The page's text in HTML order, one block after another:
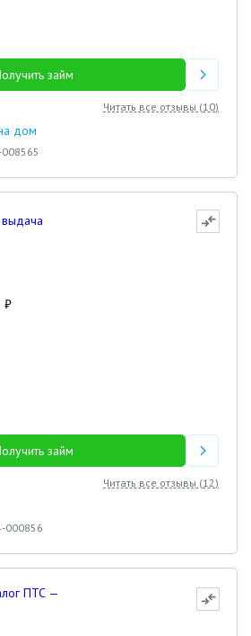
займ
Читать все отзывы (10)
дом
₽
займ
Читать все отзывы (12)
000856